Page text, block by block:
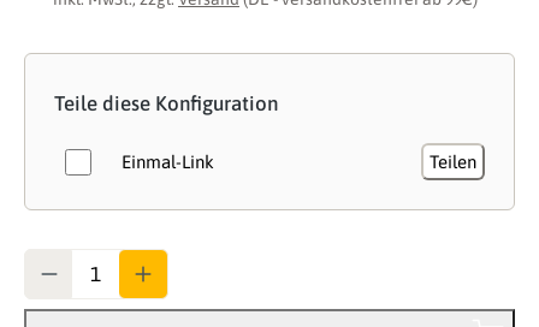
Teile diese Konfiguration
Einmal-Link Teilen